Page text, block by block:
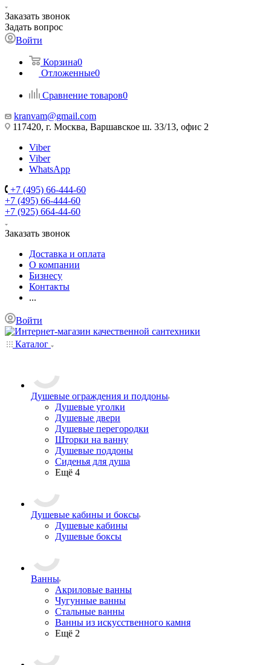
Заказать звонок
Задать вопрос
Войти
Корзина0
Отложенные0
Сравнение товаров0
kranvam@gmail.com
117420, г. Москва, Варшавское ш. 33/13, офис 2
Viber
Viber
WhatsApp
+7 (495) 66-444-60
+7 (495) 66-444-60
+7 (925) 664-44-60
Заказать звонок
Доставка и оплата
О компании
Бизнесу
Контакты
...
Войти
Каталог
Душевые ограждения и поддоны
Душевые уголки
Душевые двери
Душевые перегородки
Шторки на ванну
Душевые поддоны
Сиденья для душа
Ещё 4
Душевые кабины и боксы
Душевые кабины
Душевые боксы
Ванны
Акриловые ванны
Чугунные ванны
Стальные ванны
Ванны из искусственного камня
Ещё 2